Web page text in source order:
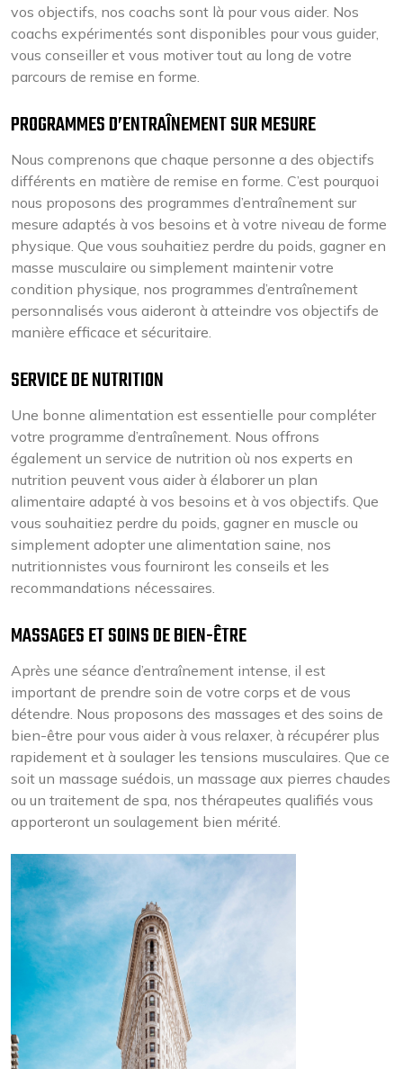
vos objectifs, nos coachs sont là pour vous aider. Nos
coachs expérimentés sont disponibles pour vous guider,
vous conseiller et vous motiver tout au long de votre
parcours de remise en forme.
PROGRAMMES D’ENTRAÎNEMENT SUR MESURE
Nous comprenons que chaque personne a des objectifs
différents en matière de remise en forme. C’est pourquoi
nous proposons des programmes d’entraînement sur
mesure adaptés à vos besoins et à votre niveau de forme
physique. Que vous souhaitiez perdre du poids, gagner en
masse musculaire ou simplement maintenir votre
condition physique, nos programmes d’entraînement
personnalisés vous aideront à atteindre vos objectifs de
manière efficace et sécuritaire.
SERVICE DE NUTRITION
Une bonne alimentation est essentielle pour compléter
votre programme d’entraînement. Nous offrons
également un service de nutrition où nos experts en
nutrition peuvent vous aider à élaborer un plan
alimentaire adapté à vos besoins et à vos objectifs. Que
vous souhaitiez perdre du poids, gagner en muscle ou
simplement adopter une alimentation saine, nos
nutritionnistes vous fourniront les conseils et les
recommandations nécessaires.
MASSAGES ET SOINS DE BIEN-ÊTRE
Après une séance d’entraînement intense, il est
important de prendre soin de votre corps et de vous
détendre. Nous proposons des massages et des soins de
bien-être pour vous aider à vous relaxer, à récupérer plus
rapidement et à soulager les tensions musculaires. Que ce
soit un massage suédois, un massage aux pierres chaudes
ou un traitement de spa, nos thérapeutes qualifiés vous
apporteront un soulagement bien mérité.